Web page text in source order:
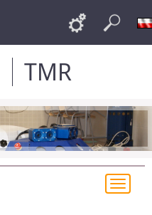
Links
TMR